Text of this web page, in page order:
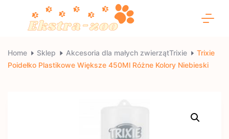
Ekstra-
zoo
Home Sklep Akcesoria dla małych zwierzątTrixie
Trixie
Poidełko Plastikowe Większe 450Ml Różne Kolory Niebieski